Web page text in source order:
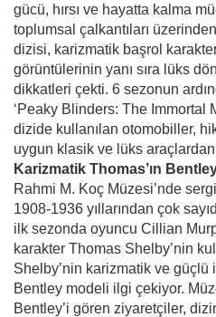
gücü, hırsı ve hayatta kalma
toplumsal çalkantıları
dizisi, karizmatik başrol
görüntülerinin yanı sıra lüks
dikkatleri çekti. 6 sezonun
‘Peaky Blinders: The Immortal
dizide kullanılan otomobiller,
uygun klasik ve lüks
Karizmatik Thomas’ın
Rahmi M. Koç Müzesi’nde
1908-1936 yıllarından çok
ilk sezonda oyuncu Cillian
karakter Thomas Shelby’nin
Shelby’nin karizmatik ve güçlü
Bentley modeli ilgi çekiyor.
Bentley’i gören ziyaretçiler,